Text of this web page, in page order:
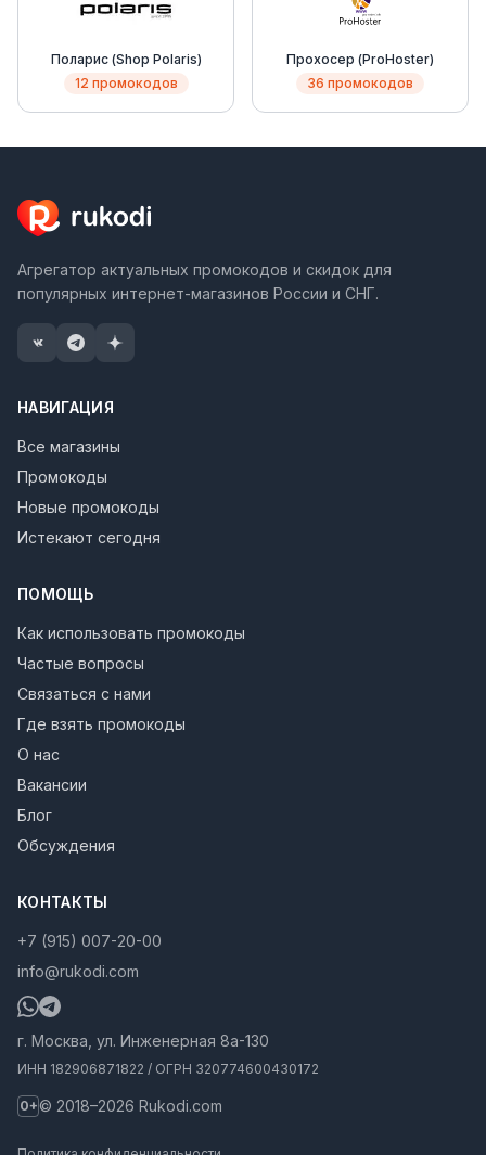
Поларис (Shop Polaris)
12 промокодов
Прохосер (ProHoster)
36 промокодов
Агрегатор актуальных промокодов и скидок для
популярных интернет-магазинов России и СНГ.
НАВИГАЦИЯ
Все магазины
Промокоды
Новые промокоды
Истекают сегодня
ПОМОЩЬ
Как использовать промокоды
Частые вопросы
Связаться с нами
Где взять промокоды
О нас
Вакансии
Блог
Обсуждения
КОНТАКТЫ
+7 (915) 007-20-00
info@rukodi.com
г. Москва, ул. Инженерная 8а-130
ИНН 182906871822 / ОГРН 320774600430172
0+© 2018–2026 Rukodi.com